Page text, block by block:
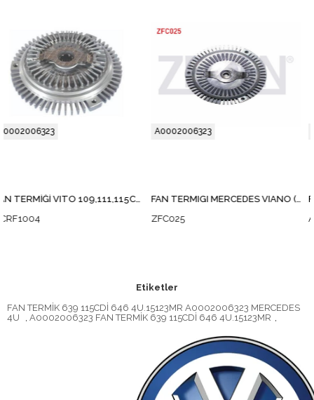
FAN TERMİĞİ VITO 109,111,115CDI OM646
FAN TERMIGI MERCEDES VIANO (W639) 2.0 CDI 2003-2014/ VITO (W639) 110 CDI 2003-2014/ VITO (W639) 113 CDI 2003-2014/ VITO (W639) 115 CDI 2003-2014
Etiketler
FAN TERMİK 639 115CDİ 646 4U.15123MR A0002006323 MERCEDES
4U
, A0002006323 FAN TERMİK 639 115CDİ 646 4U.15123MR ,